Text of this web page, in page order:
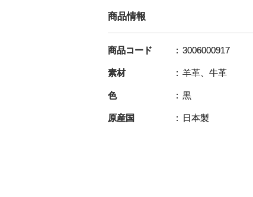
商品情報
商品コード 3006000917
素材 羊革、牛革
色 黒
原産国 日本製